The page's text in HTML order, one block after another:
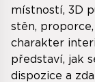
místností, 3D
stěn,
charakter
představí, jak
dispozice a